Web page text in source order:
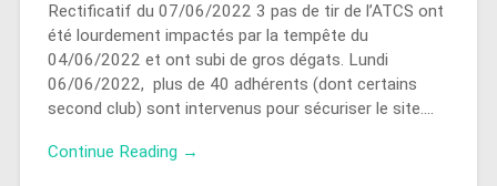
Rectificatif du 07/06/2022 3 pas de tir de l’ATCS ont
été lourdement impactés par la tempête du
04/06/2022 et ont subi de gros dégats. Lundi
06/06/2022, plus de 40 adhérents (dont certains
second club) sont intervenus pour sécuriser le site….
Continue Reading →